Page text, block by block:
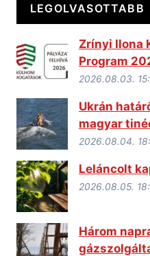
LEGOLVASOTTABB
Zrínyi Ilona
Program
2026.08.03.
Ukrán
magyar
2026.08.04.
Leláncolt
2026.08.05.
Három